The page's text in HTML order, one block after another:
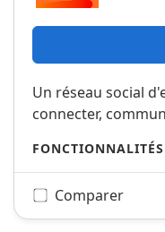
Un réseau social
connecter,
FONCTIONNALITÉS
Comparer